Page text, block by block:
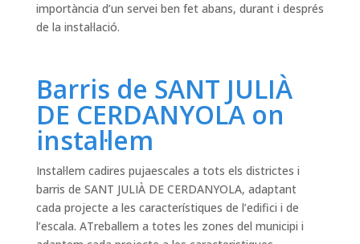
importància d’un servei ben fet abans, durant i després
de la instal·lació.
Barris de SANT JULIÀ
DE CERDANYOLA on
instal·lem
Instal·lem cadires pujaescales a tots els districtes i
barris de SANT JULIÀ DE CERDANYOLA, adaptant
cada projecte a les característiques de l’edifici i de
l’escala. ATreballem a totes les zones del municipi i